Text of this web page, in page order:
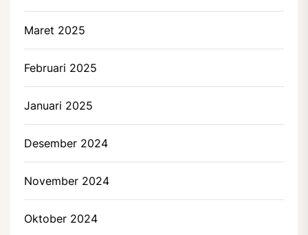
Maret 2025
Februari 2025
Januari 2025
Desember 2024
November 2024
Oktober 2024